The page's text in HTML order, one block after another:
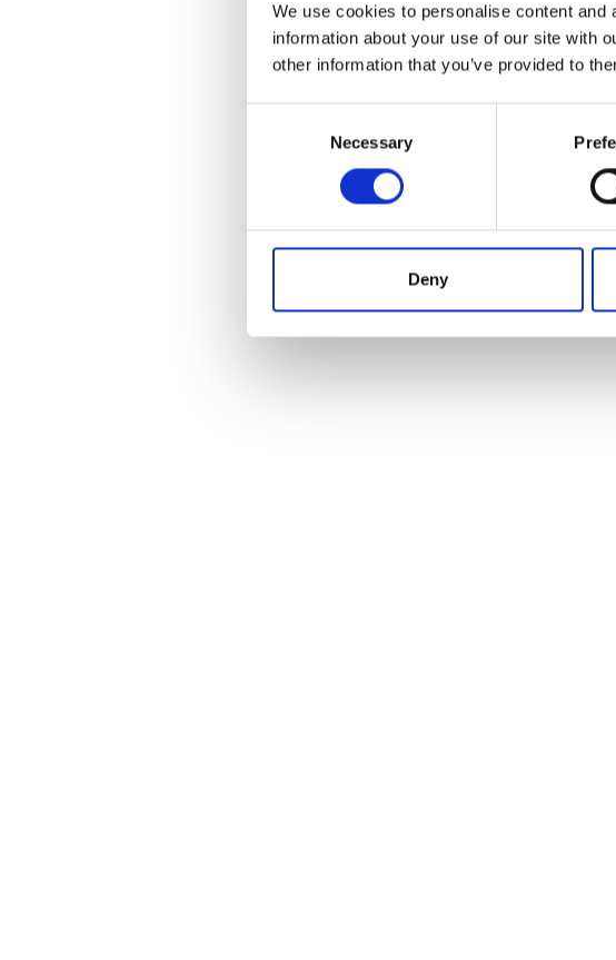
We use cookies to personalise content
information about your use of our site with
other information that you’ve provided to
Necessary
Deny